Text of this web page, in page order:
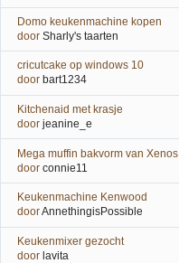
Domo keukenmachine kopen
door Sharly's taarten
cricutcake op windows 10
door bart1234
Kitchenaid met krasje
door jeanine_e
Mega muffin bakvorm van Xenos
door connie11
Keukenmachine Kenwood
doorAnnethingisPossible
Keukenmixer gezocht
door lavita